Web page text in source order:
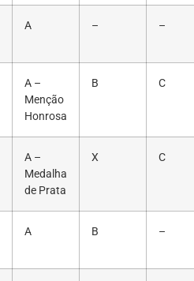
A – –
A –
Menção
Honrosa
B C
A –
Medalha
de Prata
X C
A B –